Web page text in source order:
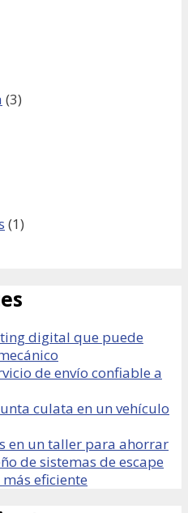
(3)
(1)
digital que puede
de envío confiable a
culata en un vehículo
en un taller para ahorrar
de sistemas de escape
eficiente